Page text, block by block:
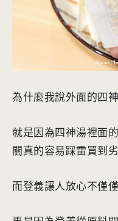
為什麼我說外面的四
就是因為四神湯裡面
關真的容易踩雷買到
而登義讓人放心不僅